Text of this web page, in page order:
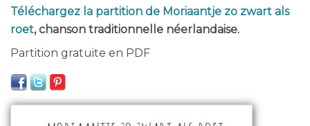
Téléchargez la partition de Moriaantje zo zwart als
roet, chanson traditionnelle néerlandaise.
Partition gratuite en PDF